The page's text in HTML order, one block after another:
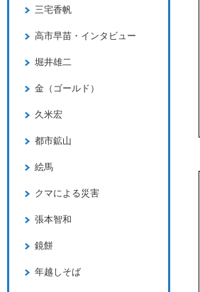
三宅香帆
高市早苗・インタビュー
堀井雄二
金（ゴールド）
久米宏
都市鉱山
絵馬
クマによる災害
張本智和
鏡餅
年越しそば